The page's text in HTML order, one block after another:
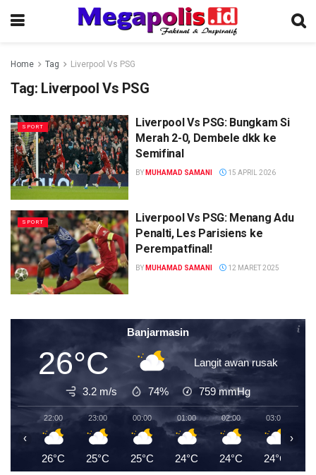
Home Tag Liverpool Vs PSG
Tag: Liverpool Vs PSG
SPORT
Liverpool Vs PSG: Bungkam Si
Merah 2-0, Dembele dkk ke
Semifinal
BY MUHAMAD SAMANI 15 APRIL 2026
SPORT
Liverpool Vs PSG: Menang Adu
Penalti, Les Parisiens ke
Perempatfinal!
BY MUHAMAD SAMANI 12 MARET 2025
Banjarmasin
26°C Langit awan rusak
3.2 m/s 74% 759mmHg
22:00
26°C
23:00
25°C
00:00
25°C
01:00
24°C
02:00
24°C
03:00
24°C
‹ ›